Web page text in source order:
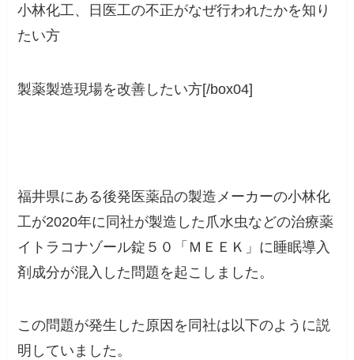
小林化工、日医工の不正がなぜ行われたかを知り
たい方
製薬製造現場を改善したい方[/box04]
福井県にある後発医薬品の製造メーカーの小林化
工が2020年に同社が製造した爪水虫などの治療薬
イトラコナゾール錠５０「ＭＥＥＫ」に睡眠導入
剤成分が混入した問題を起こしました。
この問題が発生した原因を同社は以下のように説
明していました。